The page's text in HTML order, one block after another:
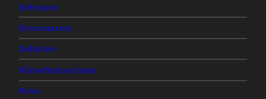
Debrayes
Diccionarios
Didáctico
Filosofisticaciones
Fotos